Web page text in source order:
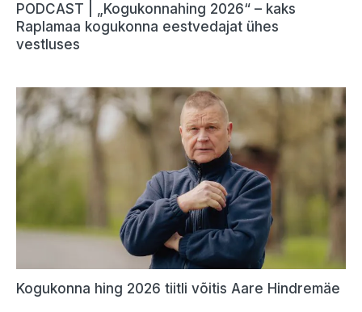
PODCAST | „Kogukonnahing 2026“ – kaks
Raplamaa kogukonna eestvedajat ühes
vestluses
Kogukonna hing 2026 tiitli võitis Aare Hindremäe